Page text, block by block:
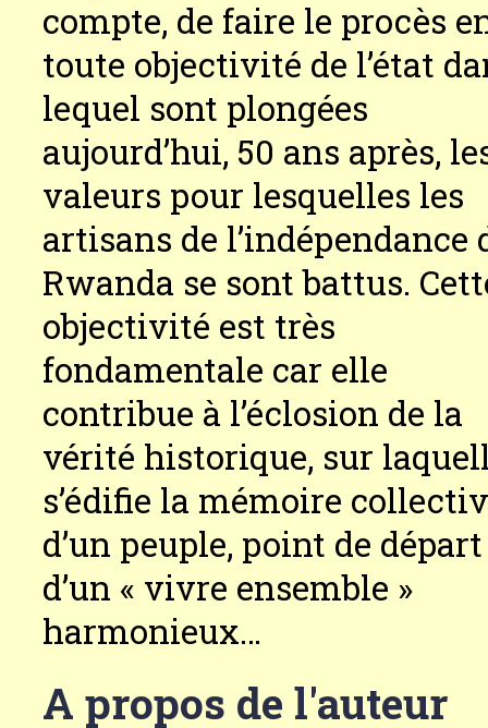
compte, de faire le procès
toute objectivité de l’état
lequel sont plongées
aujourd’hui, 50 ans après,
valeurs pour lesquelles les
artisans de l’indépendance
Rwanda se sont battus.
objectivité est très
fondamentale car elle
contribue à l’éclosion de la
vérité historique, sur
s’édifie la mémoire
d’un peuple, point de départ
d’un « vivre ensemble »
harmonieux…
A propos de l'auteur